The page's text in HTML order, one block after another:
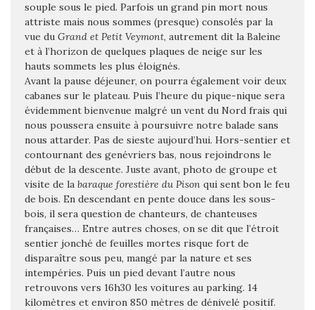
souple sous le pied. Parfois un grand pin mort nous
attriste mais nous sommes (presque) consolés par la
vue du Grand et Petit Veymont, autrement dit la Baleine
et à l’horizon de quelques plaques de neige sur les
hauts sommets les plus éloignés.
Avant la pause déjeuner, on pourra également voir deux
cabanes sur le plateau. Puis l’heure du pique-nique sera
évidemment bienvenue malgré un vent du Nord frais qui
nous poussera ensuite à poursuivre notre balade sans
nous attarder. Pas de sieste aujourd’hui. Hors-sentier et
contournant des genévriers bas, nous rejoindrons le
début de la descente. Juste avant, photo de groupe et
visite de la baraque forestière du Pison qui sent bon le feu
de bois. En descendant en pente douce dans les sous-
bois, il sera question de chanteurs, de chanteuses
françaises… Entre autres choses, on se dit que l’étroit
sentier jonché de feuilles mortes risque fort de
disparaître sous peu, mangé par la nature et ses
intempéries. Puis un pied devant l’autre nous
retrouvons vers 16h30 les voitures au parking. 14
kilomètres et environ 850 mètres de dénivelé positif.